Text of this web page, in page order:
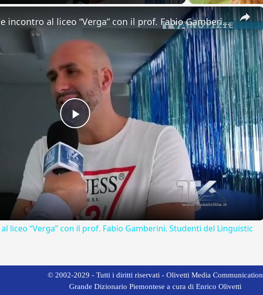
×
Play
Video
Adrano. Interessante incontro al liceo “Verga” con il prof. Fabio Gamberini. Studenti del Linguistic
liceo “Verga” con il prof. Fabio Gamberini. Studenti del Linguistic
© 2002-2029 - Tutti i diritti riservati - Olivetti Media Communication
Grande Dizionario Piemontese a cura di Enrico Olivetti